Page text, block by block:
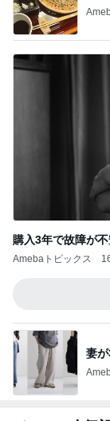
購入3年で故障が
Amebaトピックス
妻